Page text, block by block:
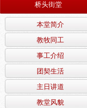
桥头街堂
本堂简介
教牧同工
事工介绍
团契生活
主日讲道
教堂风貌